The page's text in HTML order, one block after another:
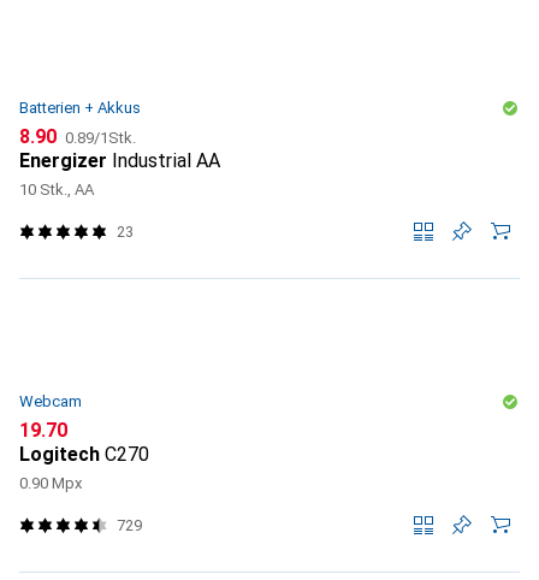
Batterien + Akkus
CHF
8.90 CHF
0.89/1Stk.
Energizer Industrial AA
10 Stk., AA
23
Webcam
CHF
19.70
Logitech C270
0.90 Mpx
729